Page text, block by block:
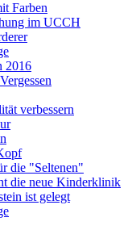
Farben
im UCCH
2016
verbessern
die "Seltenen"
die neue Kinderklinik
ist gelegt